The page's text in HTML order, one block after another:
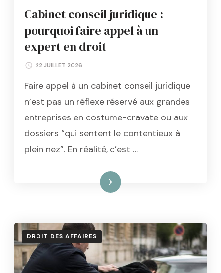
Cabinet conseil juridique :
pourquoi faire appel à un
expert en droit
22 JUILLET 2026
Faire appel à un cabinet conseil juridique
n’est pas un réflexe réservé aux grandes
entreprises en costume-cravate ou aux
dossiers “qui sentent le contentieux à
plein nez”. En réalité, c’est …
Lire la suite
DROIT DES AFFAIRES